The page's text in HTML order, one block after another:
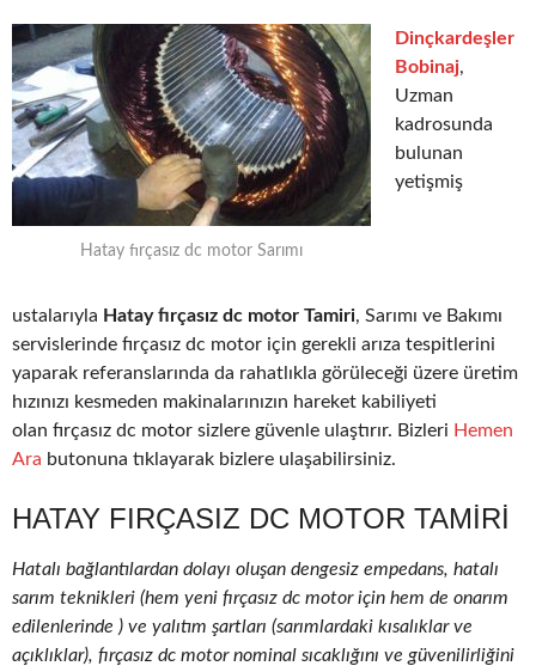
Hatay fırçasız dc motor Sarımı
Dinçkardeşler
Bobinaj,
Uzman
kadrosunda
bulunan
yetişmiş
ustalarıyla Hatay fırçasız dc motor Tamiri, Sarımı ve Bakımı
servislerinde fırçasız dc motor için gerekli arıza tespitlerini
yaparak referanslarında da rahatlıkla görüleceği üzere üretim
hızınızı kesmeden makinalarınızın hareket kabiliyeti
olan fırçasız dc motor sizlere güvenle ulaştırır. Bizleri Hemen
Ara butonuna tıklayarak bizlere ulaşabilirsiniz.
HATAY FIRÇASIZ DC MOTOR TAMIRI
Hatalı bağlantılardan dolayı oluşan dengesiz empedans, hatalı
sarım teknikleri (hem yeni fırçasız dc motor için hem de onarım
edilenlerinde ) ve yalıtım şartları (sarımlardaki kısalıklar ve
açıklıklar), fırçasız dc motor nominal sıcaklığını ve güvenilirliğini